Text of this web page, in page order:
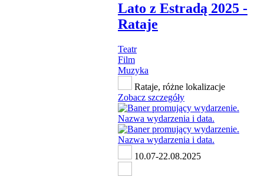
Lato z Estradą 2025 -
Rataje
Teatr
Film
Muzyka
Rataje, różne lokalizacje
Zobacz szczegóły
10.07-22.08.2025